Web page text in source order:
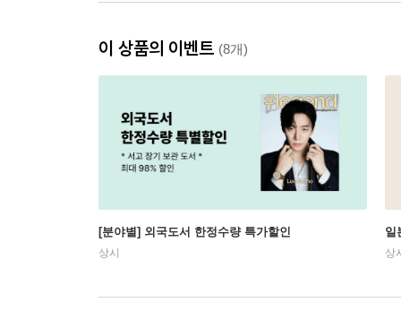
이 상품의 이벤트 (8개)
[분야별] 외국도서 한정수량 특가할인
상시
일
상